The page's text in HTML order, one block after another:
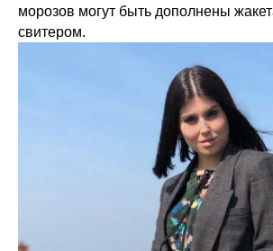
морозов могут быть дополнены
свитером.